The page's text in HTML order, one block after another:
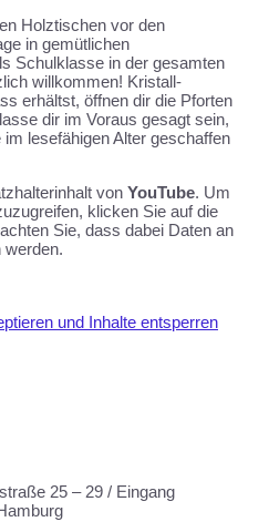
Holztischen vor den
in gemütlichen
Schulklasse in der gesamten
willkommen! Kristall-
erhältst, öffnen dir die Pforten
dir im Voraus gesagt sein,
lesefähigen Alter geschaffen
von YouTube. Um
klicken Sie auf die
Sie, dass dabei Daten an
werden.
und Inhalte entsperren
25 – 29 / Eingang